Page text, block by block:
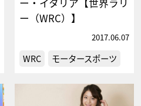
ー・イタリア【世界ラリ
ー（WRC）】
2017.06.07
WRC モータースポーツ